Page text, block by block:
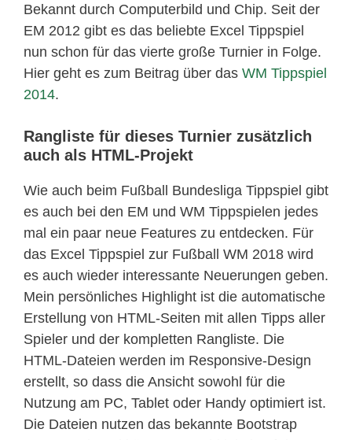
Bekannt durch Computerbild und Chip. Seit der
EM 2012 gibt es das beliebte Excel Tippspiel
nun schon für das vierte große Turnier in Folge.
Hier geht es zum Beitrag über das WM Tippspiel
2014.
Rangliste für dieses Turnier zusätzlich
auch als HTML-Projekt
Wie auch beim Fußball Bundesliga Tippspiel gibt
es auch bei den EM und WM Tippspielen jedes
mal ein paar neue Features zu entdecken. Für
das Excel Tippspiel zur Fußball WM 2018 wird
es auch wieder interessante Neuerungen geben.
Mein persönliches Highlight ist die automatische
Erstellung von HTML-Seiten mit allen Tipps aller
Spieler und der kompletten Rangliste. Die
HTML-Dateien werden im Responsive-Design
erstellt, so dass die Ansicht sowohl für die
Nutzung am PC, Tablet oder Handy optimiert ist.
Die Dateien nutzen das bekannte Bootstrap